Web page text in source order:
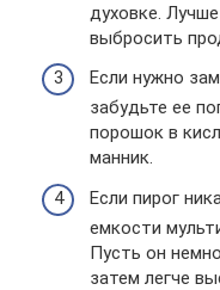
духовке.
выбросить
Если нужно
забудьте ее
порошок в
манник.
Если пирог
емкости
Пусть он
затем легче